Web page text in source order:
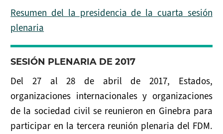
Resumen del la presidencia de la cuarta sesión
plenaria
SESIÓN PLENARIA DE 2017
Del 27 al 28 de abril de 2017, Estados,
organizaciones internacionales y organizaciones
de la sociedad civil se reunieron en Ginebra para
participar en la tercera reunión plenaria del FDM.